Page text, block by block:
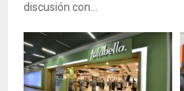
discusión con...